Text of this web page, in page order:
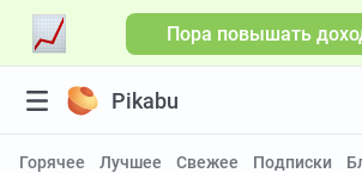
Пора повышать
Pikabu
Горячее Лучшее Свежее Подписки